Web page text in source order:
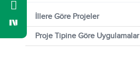
İllere Göre Projeler
Proje Tipine Göre Uygulamalar